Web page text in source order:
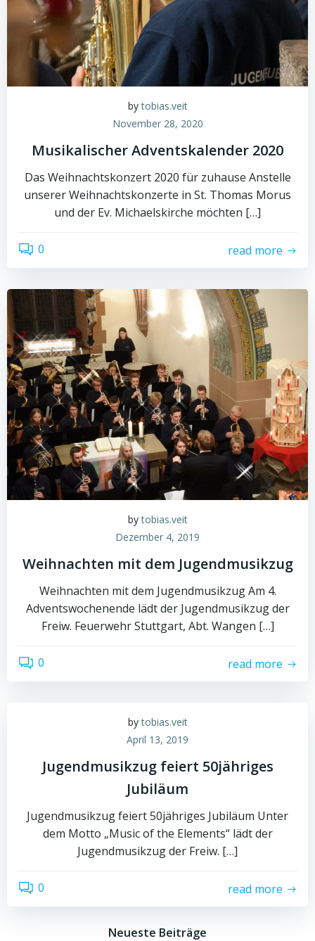
bytobias.veit
November 28, 2020
Musikalischer Adventskalender 2020
Das Weihnachtskonzert 2020 für zuhause Anstelle
unserer Weihnachtskonzerte in St. Thomas Morus
und der Ev. Michaelskirche möchten […]
0 read more
bytobias.veit
Dezember 4, 2019
Weihnachten mit dem Jugendmusikzug
Weihnachten mit dem Jugendmusikzug Am 4.
Adventswochenende lädt der Jugendmusikzug der
Freiw. Feuerwehr Stuttgart, Abt. Wangen […]
0 read more
bytobias.veit
April 13, 2019
Jugendmusikzug feiert 50jähriges
Jubiläum
Jugendmusikzug feiert 50jähriges Jubiläum Unter
dem Motto „Music of the Elements“ lädt der
Jugendmusikzug der Freiw. […]
0 read more
Neueste Beiträge